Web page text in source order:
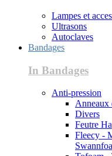
Lampes et
Ultrasons
Autoclaves
Bandages
In Bandages
Anti-pression
Anneaux
Divers
Feutre
Fleecy -